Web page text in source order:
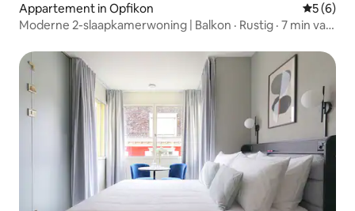
Appartement in Opfikon
5 (6)
Moderne 2-slaapkamerwoning | Balkon · Rustig · 7 min van